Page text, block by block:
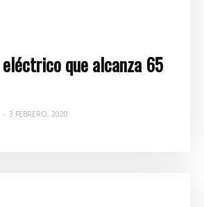
que alcanza 65
- 3 FEBRERO, 2020